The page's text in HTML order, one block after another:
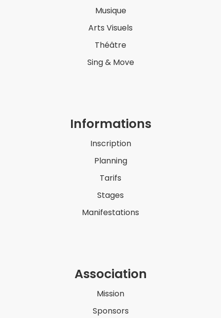
Musique
Arts Visuels
Théâtre
Sing & Move
Informations
Inscription
Planning
Tarifs
Stages
Manifestations
Association
Mission
Sponsors